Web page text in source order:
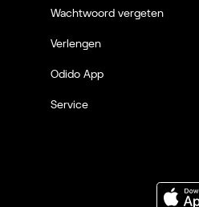
Wachtwoord vergeten
Verlengen
Odido App
Service